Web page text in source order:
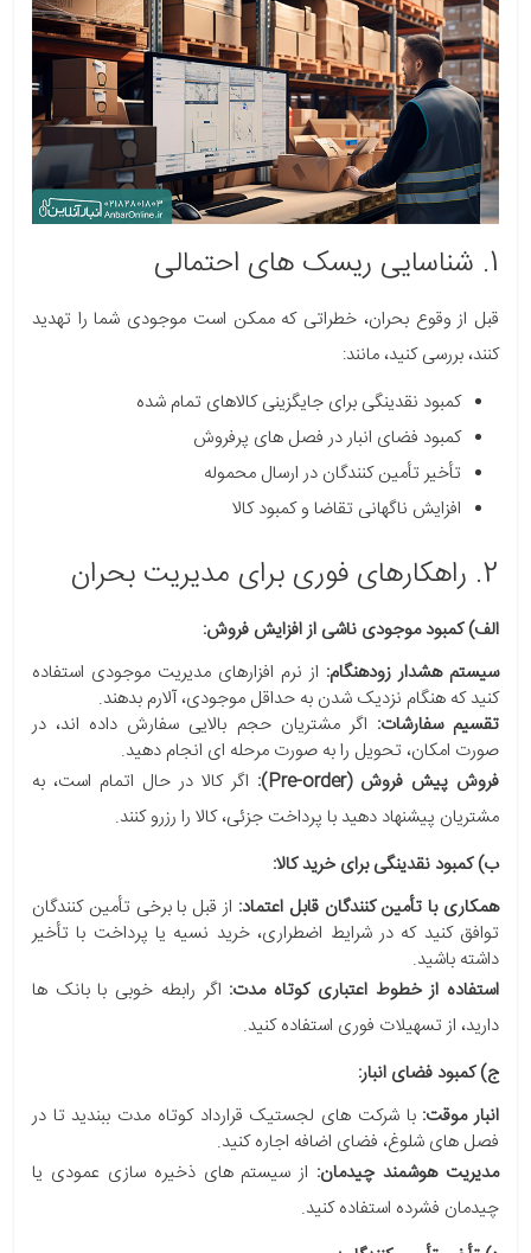
1. شناسایی ریسک های احتمالی
قبل از وقوع بحران، خطراتی که ممکن است موجودی شما را تهدید
کنند، بررسی کنید، مانند:
کمبود نقدینگی برای جایگزینی کالاهای تمام شده
کمبود فضای انبار در فصل های پرفروش
تأخیر تأمین کنندگان در ارسال محموله
افزایش ناگهانی تقاضا و کمبود کالا
2. راهکارهای فوری برای مدیریت بحران
الف) کمبود موجودی ناشی از افزایش فروش:
سیستم هشدار زودهنگام: از نرم افزارهای مدیریت موجودی استفاده
کنید که هنگام نزدیک شدن به حداقل موجودی، آلارم بدهند.
تقسیم سفارشات: اگر مشتریان حجم بالایی سفارش داده اند، در
صورت امکان، تحویل را به صورت مرحله ای انجام دهید.
فروش پیش فروش (Pre-order):
اگر کالا در حال اتمام است، به
مشتریان پیشنهاد دهید با پرداخت جزئی، کالا را رزرو کنند.
ب) کمبود نقدینگی برای خرید کالا:
همکاری با تأمین کنندگان قابل اعتماد: از قبل با برخی تأمین کنندگان
توافق کنید که در شرایط اضطراری، خرید نسیه یا پرداخت با تأخیر
داشته باشید.
استفاده از خطوط اعتباری کوتاه مدت: اگر رابطه خوبی با بانک ها
دارید، از تسهیلات فوری استفاده کنید.
ج) کمبود فضای انبار:
انبار موقت: با شرکت های لجستیک قرارداد کوتاه مدت ببندید تا در
فصل های شلوغ، فضای اضافه اجاره کنید.
مدیریت هوشمند چیدمان: از سیستم های ذخیره سازی عمودی یا
چیدمان فشرده استفاده کنید.